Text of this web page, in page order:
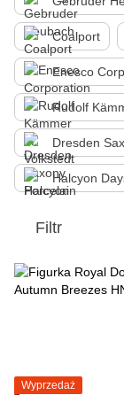
Coalport
Enesco
Rudolf
Dresden
Halcyon
Filtr
Wyprzedaż